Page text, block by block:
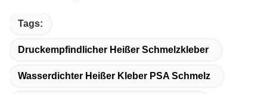
Tags:
Druckempfindlicher Heißer Schmelzkleber
Wasserdichter Heißer Kleber PSA Schmelz